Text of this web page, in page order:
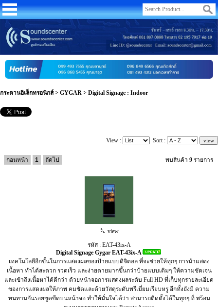
กระดานอิเล็กทรอนิกส์> GYGAR > Digital Signage : Indoor
View : Sort :
ก่อนหน้า 1 ถัดไป พบสินค้า 9 รายการ
view
รหัส : EAT-43ix-A
Digital Signage Gygar EAT-43ix-A
เทคโนโลยีอีกขั้นในการแสดงผลของป้ายแบบดิจิตอล ที่จะช่วยให้ทุกๆ การนำแสดง
เนื้อหา ทำได้สะดวก รวดเร็ว และง่ายดายมากขึ้นกว่าป้ายแบบเดิมๆ ให้ความชัดเจน
และเข้าถึงเนื้อหาได้ดีกว่า ด้วยหน้าจอการแสดงผลระดับ Full HD ที่เก็บทุกรายละเอียด
ของการแสดงผลให้ภาพ คมชัดและด้วยวัสดุระดับพรีเมี่ยมเรียบหรู อีกทั้งยังมี ความ
ทนทานกันรอยขูดขีดบนหน้าจอ ทำให้มั่นใจได้ว่า สามารถติดตั้งได้ในทุกๆ ที่ พร้อม